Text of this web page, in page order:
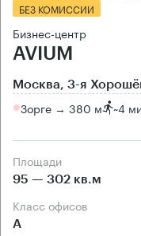
БЕЗ КОМИССИИ
Бизнес-центр
AVIUM
Москва, 3-я
Зорге → 380 м ~4
Площади
95 — 302 кв.м
Класс офисов
А